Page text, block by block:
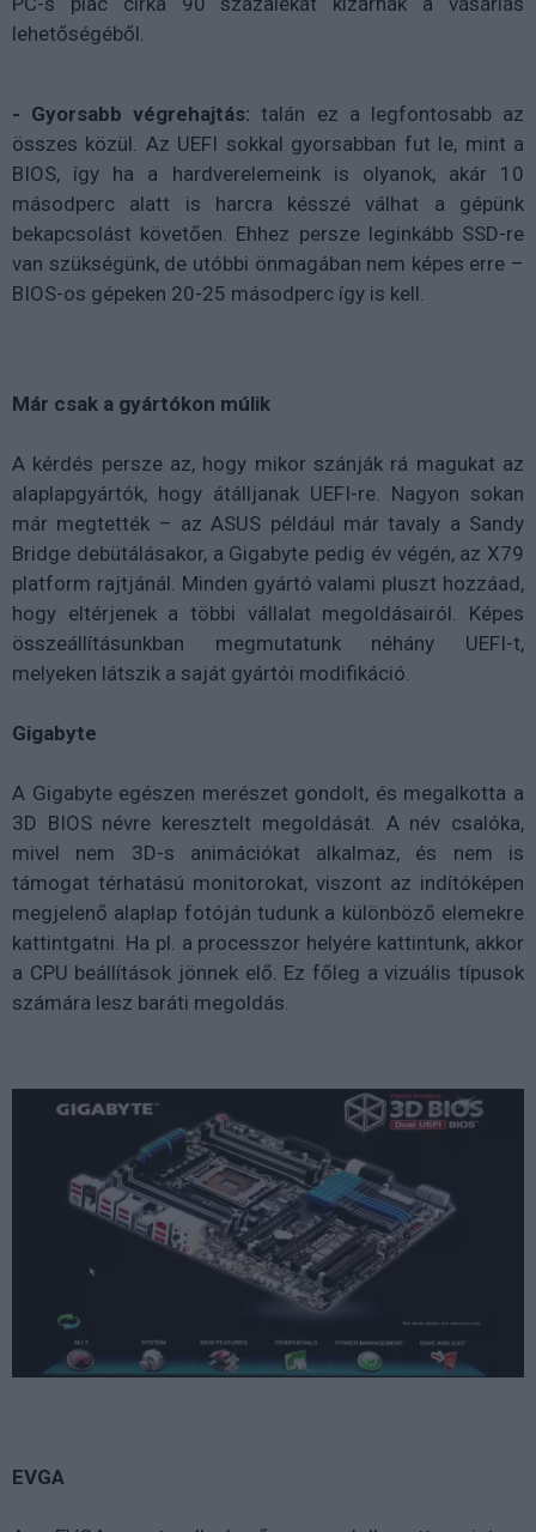
lehetőségéből.
- Gyorsabb végrehajtás: talán ez a legfontosabb az
összes közül. Az UEFI sokkal gyorsabban fut le, mint a
BIOS, így ha a hardverelemeink is olyanok, akár 10
másodperc alatt is harcra késszé válhat a gépünk
bekapcsolást követően. Ehhez persze leginkább SSD-re
van szükségünk, de utóbbi önmagában nem képes erre –
BIOS-os gépeken 20-25 másodperc így is kell.
Már csak a gyártókon múlik
A kérdés persze az, hogy mikor szánják rá magukat az
alaplapgyártók, hogy átálljanak UEFI-re. Nagyon sokan
már megtették – az ASUS például már tavaly a Sandy
Bridge debütálásakor, a Gigabyte pedig év végén, az X79
platform rajtjánál. Minden gyártó valami pluszt hozzáad,
hogy eltérjenek a többi vállalat megoldásairól. Képes
összeállításunkban megmutatunk néhány UEFI-t,
melyeken látszik a saját gyártói modifikáció.
Gigabyte
A Gigabyte egészen merészet gondolt, és megalkotta a
3D BIOS névre keresztelt megoldását. A név csalóka,
mivel nem 3D-s animációkat alkalmaz, és nem is
támogat térhatású monitorokat, viszont az indítóképen
megjelenő alaplap fotóján tudunk a különböző elemekre
kattintgatni. Ha pl. a processzor helyére kattintunk, akkor
a CPU beállítások jönnek elő. Ez főleg a vizuális típusok
számára lesz baráti megoldás.
EVGA